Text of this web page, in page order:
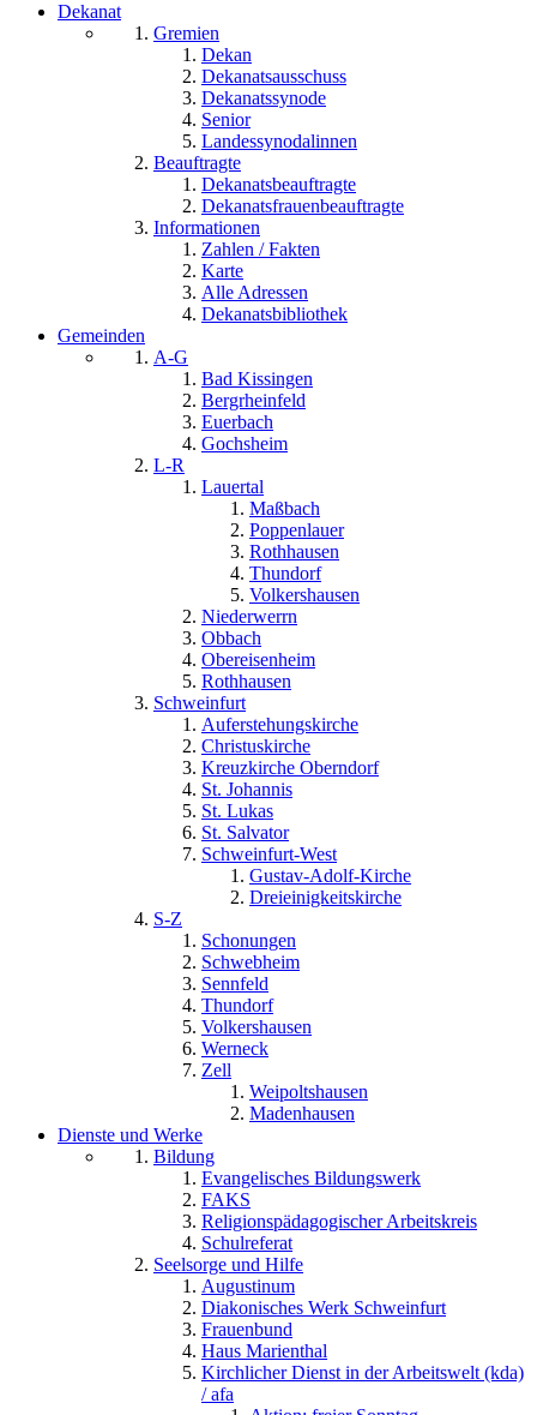
Dekanat
Gremien
Dekan
Dekanatsausschuss
Dekanatssynode
Senior
Landessynodalinnen
Beauftragte
Dekanatsbeauftragte
Dekanatsfrauenbeauftragte
Informationen
Zahlen / Fakten
Karte
Alle Adressen
Dekanatsbibliothek
Gemeinden
A-G
Bad Kissingen
Bergrheinfeld
Euerbach
Gochsheim
L-R
Lauertal
Maßbach
Poppenlauer
Rothhausen
Thundorf
Volkershausen
Niederwerrn
Obbach
Obereisenheim
Rothhausen
Schweinfurt
Auferstehungskirche
Christuskirche
Kreuzkirche Oberndorf
St. Johannis
St. Lukas
St. Salvator
Schweinfurt-West
Gustav-Adolf-Kirche
Dreieinigkeitskirche
S-Z
Schonungen
Schwebheim
Sennfeld
Thundorf
Volkershausen
Werneck
Zell
Weipoltshausen
Madenhausen
Dienste und Werke
Bildung
Evangelisches Bildungswerk
FAKS
Religionspädagogischer Arbeitskreis
Schulreferat
Seelsorge und Hilfe
Augustinum
Diakonisches Werk Schweinfurt
Frauenbund
Haus Marienthal
Kirchlicher Dienst in der Arbeitswelt (kda)
/ afa